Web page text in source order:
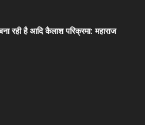
रही है आदि कैलाश परिक्रमा: महाराज